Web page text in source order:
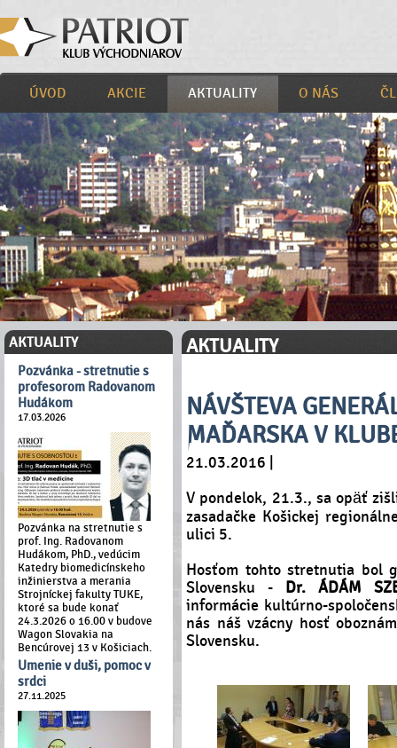
ÚVOD AKCIE AKTUALITY O NÁS
AKTUALITY
Pozvánka - stretnutie s
profesorom Radovanom
Hudákom
17.03.2026
Pozvánka na stretnutie s
prof. Ing. Radovanom
Hudákom, PhD., vedúcim
Katedry biomedicínskeho
inžinierstva a merania
Strojníckej fakulty TUKE,
ktoré sa bude konať
24.3.2026 o 16.00 v budove
Wagon Slovakia na
Bencúrovej 13 v Košiciach.
Umenie v duši, pomoc v
srdci
27.11.2025
AKTUALITY
NÁVŠTEVA
MAĎARSKA V
21.03.2016 |
V pondelok, 21.3., sa opäť
zasadačke Košickej
ulici 5.
Hosťom tohto stretnutia bol
Slovensku -Dr. ÁDÁM
informácie kultúrno-
nás náš vzácny hosť
Slovensku.